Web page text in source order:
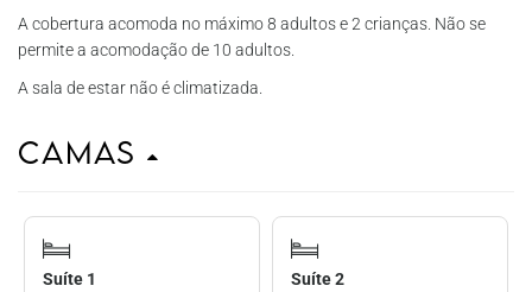
A cobertura acomoda no máximo 8 adultos e 2 crianças. Não se
permite a acomodação de 10 adultos.
A sala de estar não é climatizada.
Camas
Suíte 1 Suíte 2